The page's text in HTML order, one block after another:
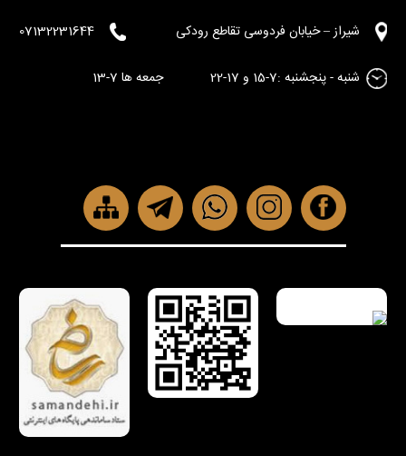
شیراز – خیابان فردوسی تقاطع رودکی 07132231644
شنبه - پنجشنبه :7-15 و 17-22 جمعه ها 7-13